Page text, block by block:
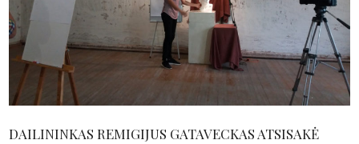
DAILININKAS REMIGIJUS GATAVECKAS ATSISAKĖ